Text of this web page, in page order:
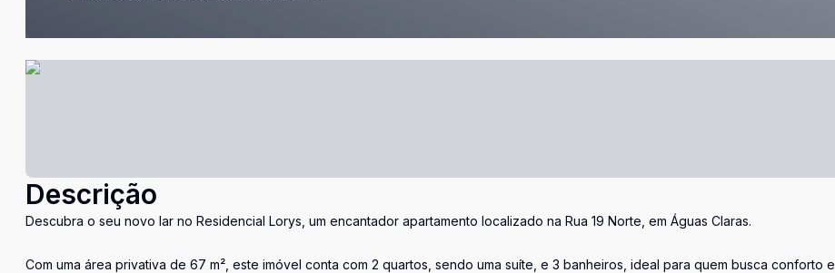
Descrição
Descubra o seu novo lar no Residencial Lorys, um encantador apartamento localizado na Rua 19 Norte, em Águas Claras.
Com uma área privativa de 67 m², este imóvel conta com 2 quartos, sendo uma suíte, e 3 banheiros, ideal para quem busca conforto e